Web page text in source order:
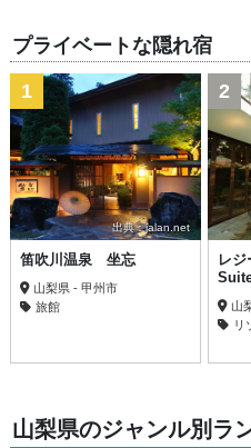
プライベートな隠れ宿
出典：jalan.net
1
笛吹川温泉 坐忘
山梨県 - 甲州市
旅館
2
レ
山
リ
山梨県のジャンル別ラ